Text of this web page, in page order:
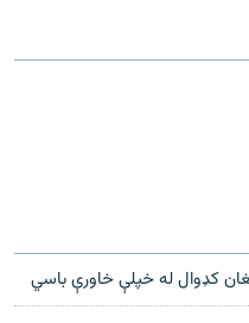
کډوال له خپلې خاورې باسي